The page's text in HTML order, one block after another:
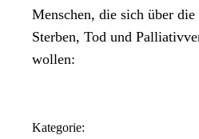
Menschen, die sich über
Sterben, Tod und
wollen:
Kategorie: